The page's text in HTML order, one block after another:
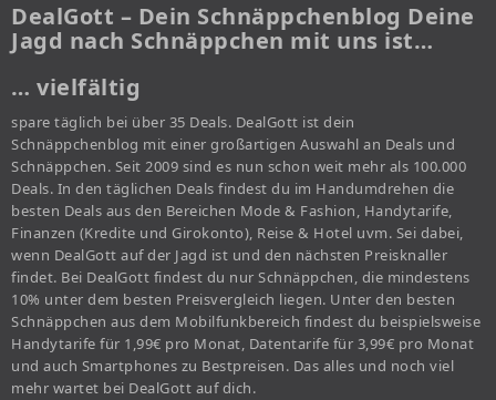
DealGott – Dein Schnäppchenblog Deine
Jagd nach Schnäppchen mit uns ist…
… vielfältig
spare täglich bei über 35 Deals. DealGott ist dein
Schnäppchenblog mit einer großartigen Auswahl an Deals und
Schnäppchen. Seit 2009 sind es nun schon weit mehr als 100.000
Deals. In den täglichen Deals findest du im Handumdrehen die
besten Deals aus den Bereichen Mode & Fashion, Handytarife,
Finanzen (Kredite und Girokonto), Reise & Hotel uvm. Sei dabei,
wenn DealGott auf der Jagd ist und den nächsten Preisknaller
findet. Bei DealGott findest du nur Schnäppchen, die mindestens
10% unter dem besten Preisvergleich liegen. Unter den besten
Schnäppchen aus dem Mobilfunkbereich findest du beispielsweise
Handytarife für 1,99€ pro Monat, Datentarife für 3,99€ pro Monat
und auch Smartphones zu Bestpreisen. Das alles und noch viel
mehr wartet bei DealGott auf dich.